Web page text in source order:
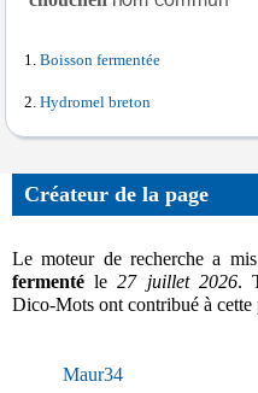
Boisson fermentée
Hydromel breton
Créateur de la page
Le moteur de recherche a
fermenté le27 juillet 2026.
Dico-Mots ont contribué à
Maur34